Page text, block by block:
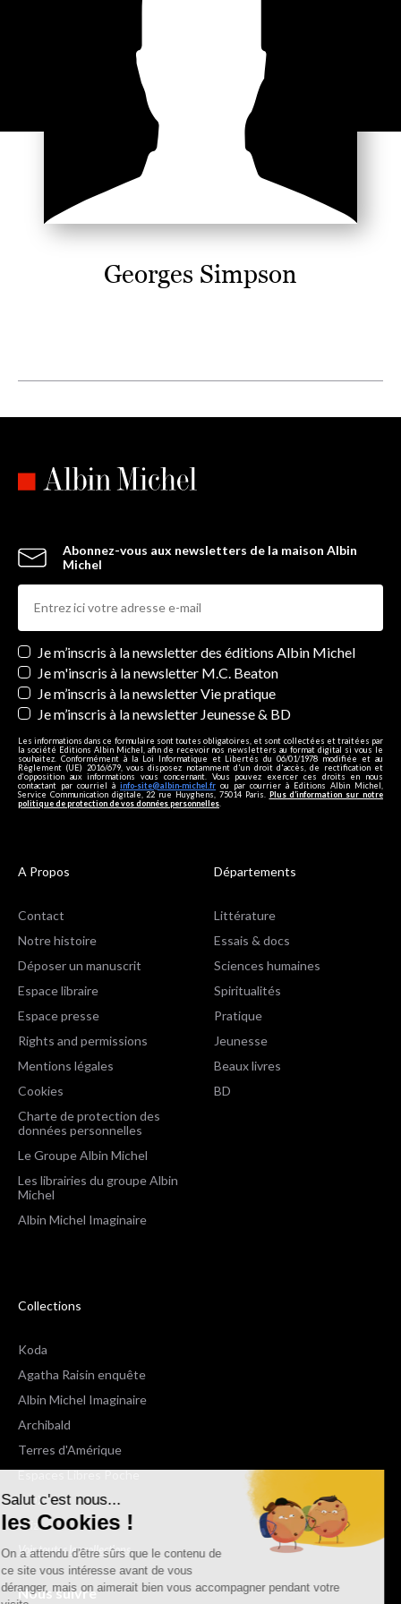
Salut c'est nous...
les Cookies !
On a attendu d'être sûrs que le contenu de
ce site vous intéresse avant de vous
déranger, mais on aimerait bien vous accompagner pendant votre
Georges Simpson
Abonnez-vous aux newsletters de la maison Albin
Michel
Newsletters
Je m’inscris à la newsletter des éditions Albin Michel
Je m'inscris à la newsletter M.C. Beaton
Je m’inscris à la newsletter Vie pratique
Je m’inscris à la newsletter Jeunesse & BD
Les informations dans ce formulaire sont toutes obligatoires, et sont collectées et traitées par
la société Editions Albin Michel, afin de recevoir nos newsletters au format digital si vous le
souhaitez. Conformément à la Loi Informatique et Libertés du 06/01/1978 modifiée et au
Règlement (UE) 2016/679, vous disposez notamment d'un droit d'accès, de rectification et
d’opposition aux informations vous concernant. Vous pouvez exercer ces droits en nous
contactant par courriel à info-site@albin-michel.fr ou par courrier à Editions Albin Michel,
Service Communication digitale, 22 rue Huyghens, 75014 Paris. Plus d’information sur notre
politique de protection de vos données personnelles
A Propos
Contact
Notre histoire
Déposer un manuscrit
Espace libraire
Espace presse
Rights and permissions
Mentions légales
Cookies
Charte de protection des
données personnelles
Le Groupe Albin Michel
Les librairies du groupe Albin
Michel
Albin Michel Imaginaire
Départements
Littérature
Essais & docs
Sciences humaines
Spiritualités
Pratique
Jeunesse
Beaux livres
BD
Collections
Koda
Agatha Raisin enquête
Albin Michel Imaginaire
Archibald
Terres d'Amérique
Espaces Libres Poche
NOX
Wiz
Voir toutes les collections
Nous suivre